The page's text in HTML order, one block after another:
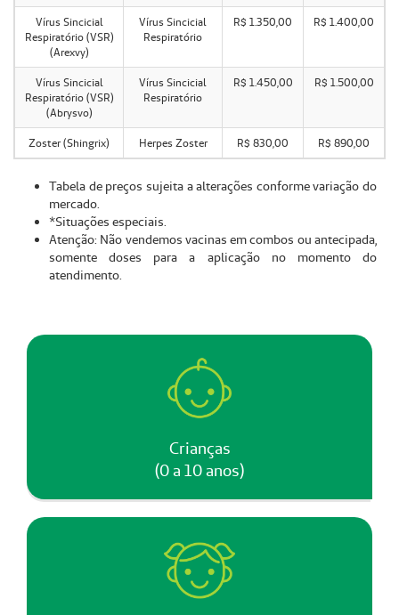
Vírus Sincicial
Respiratório (VSR)
(Arexvy)
Vírus Sincicial
Respiratório
R$ 1.350,00 R$ 1.400,00
Vírus Sincicial
Respiratório (VSR)
(Abrysvo)
Vírus Sincicial
Respiratório
R$ 1.450,00 R$ 1.500,00
Zoster (Shingrix) Herpes Zoster R$ 830,00 R$ 890,00
Tabela de preços sujeita a alterações conforme variação do
mercado.
*Situações especiais.
Atenção: Não vendemos vacinas em combos ou antecipada,
somente doses para a aplicação no momento do
atendimento.
Crianças
(0 a 10 anos)